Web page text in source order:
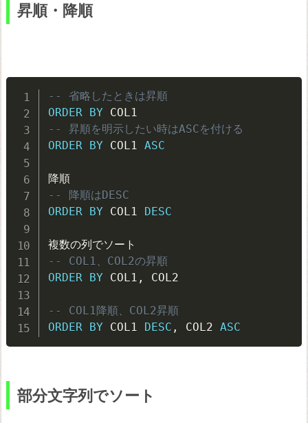
換
字
で
ソ
ー
ト
N
U
L
L
の
ソ
ー
ト
ソ
ト
昇順・降順
-- 省略したときは昇順
ORDER
BY
-- 昇順を明示したい時はASCを付ける
ORDER
BY COL1 ASC
降順
-- 降順はDESC
ORDER
BY COL1 DESC
-- COL1、COL2の昇順
ORDER
BY COL1 , COL2
-- COL1降順、COL2昇順
ORDER
BY COL1 DESC , COL2 ASC
部分文字列でソート